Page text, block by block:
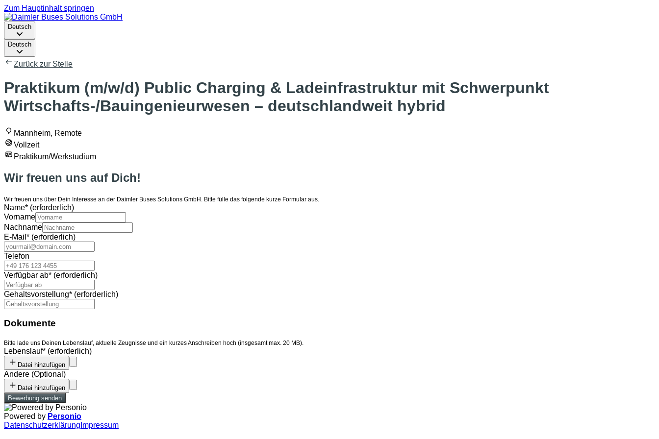
Zum Hauptinhalt springen
Deutsch
Deutsch
Zurück zur Stelle
Praktikum (m/w/d) Public Charging & Ladeinfrastruktur mit Schwerpunkt
Wirtschafts-/Bauingenieurwesen – deutschlandweit hybrid
Mannheim, Remote
Vollzeit
Praktikum/Werkstudium
Wir freuen uns auf Dich!
Wir freuen uns über Dein Interesse an der Daimler Buses Solutions GmbH. Bitte fülle das folgende kurze Formular aus.
Name* (erforderlich)
Vorname
Nachname
E-Mail * (erforderlich)
Telefon
Verfügbar ab* (erforderlich)
Gehaltsvorstellung* (erforderlich)
Dokumente
Bitte lade uns Deinen Lebenslauf, aktuelle Zeugnisse und ein kurzes Anschreiben hoch (insgesamt max. 20 MB).
Lebenslauf* (erforderlich)
Datei hinzufügen
Andere (Optional )
Datei hinzufügen
Bewerbung senden
Powered by Personio
Datenschutzerklärung Impressum